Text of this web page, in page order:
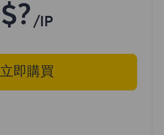
$? /IP
立即購買